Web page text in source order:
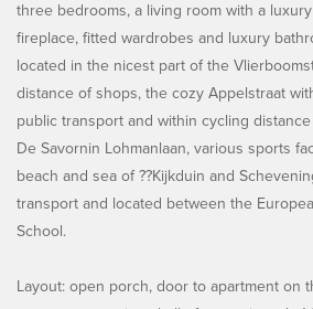
three bedrooms, a living room with a
fireplace, fitted wardrobes and luxury
located in the nicest part of the
distance of shops, the cozy Appelstraat
public transport and within cycling
De Savornin Lohmanlaan, various sports
beach and sea of ??Kijkduin and
transport and located between the
School.
Layout: open porch, door to apartment on